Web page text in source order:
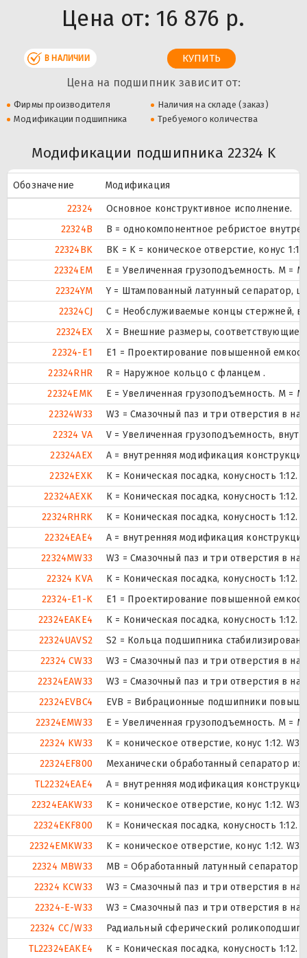
Цена от: 16 876 р.
В НАЛИЧИИ
Цена на подшипник зависит от:
Фирмы производителя
Наличия на складе (заказ)
Модификации подшипника
Требуемого количества
Модификации подшипника 22324 K
Обозначение
Модификация
22324
Основное конструктивное исполнение.
22324B
B = однокомпонентное ребристое
22324BK
BK = K = коническое отверстие, конус
22324EM
E = Увеличенная грузоподъемность. М =
22324YM
Y = Штампованный латунный сепаратор,
22324CJ
С = Необслуживаемые концы стержней,
22324EX
X = Внешние размеры, соответствующие
22324-E1
E1 = Проектирование повышенной
22324RHR
R = Наружное кольцо с фланцем .
22324EMK
E = Увеличенная грузоподъемность. М =
22324W33
W3 = Смазочный паз и три отверстия в
22324 VA
V = Увеличенная грузоподъемность,
22324AEX
A = внутренняя модификация
22324EXK
К = Коническая посадка, конусность 1:12.
22324AEXK
К = Коническая посадка, конусность 1:12.
22324RHRK
К = Коническая посадка, конусность 1:12.
22324EAE4
A = внутренняя модификация
22324MW33
W3 = Смазочный паз и три отверстия в
22324 KVA
К = Коническая посадка, конусность 1:12.
22324-E1-K
E1 = Проектирование повышенной
22324EAKE4
К = Коническая посадка, конусность 1:12.
22324UAVS2
S2 = Кольца подшипника
22324 CW33
W3 = Смазочный паз и три отверстия в
22324EAW33
W3 = Смазочный паз и три отверстия в
22324EVBC4
EVB = Вибрационные подшипники
22324EMW33
E = Увеличенная грузоподъемность. М =
22324 KW33
K = коническое отверстие, конус 1:12.
22324EF800
Механически обработанный сепаратор
TL22324EAE4
A = внутренняя модификация
22324EAKW33
K = коническое отверстие, конус 1:12.
22324EKF800
К = Коническая посадка, конусность 1:12.
22324EMKW33
K = коническое отверстие, конус 1:12.
22324 MBW33
MB = Обработанный латунный сепаратор
22324 KCW33
W3 = Смазочный паз и три отверстия в
22324-E-W33
W3 = Смазочный паз и три отверстия в
22324 CC/W33
Радиальный сферический
TL22324EAKE4
К = Коническая посадка, конусность 1:12.